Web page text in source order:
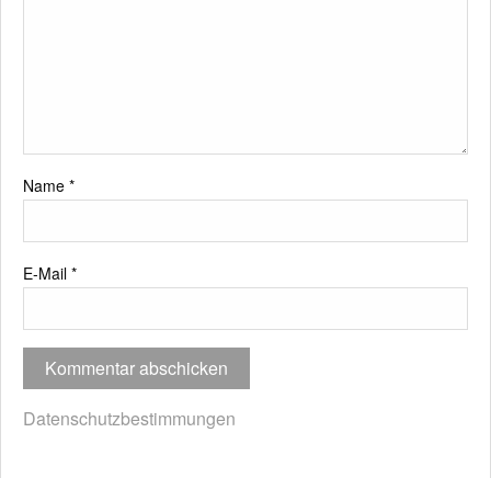
Name *
E-Mail *
Datenschutzbestimmungen